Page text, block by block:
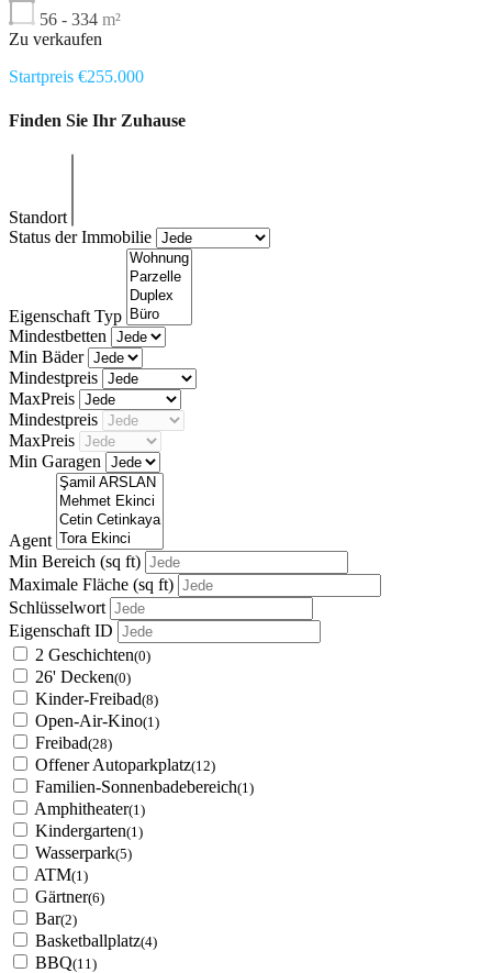
56 - 334 m²
Zu verkaufen
Startpreis €255.000
Finden Sie Ihr Zuhause
Standort
Status der Immobilie
Eigenschaft Typ
Mindestbetten
Min Bäder
Mindestpreis
MaxPreis
Mindestpreis
MaxPreis
Min Garagen
Agent
Min Bereich (sq ft)
Maximale Fläche (sq ft)
Schlüsselwort
Eigenschaft ID
2 Geschichten(0)
26' Decken(0)
Kinder-Freibad(8)
Open-Air-Kino(1)
Freibad(28)
Offener Autoparkplatz(12)
Familien-Sonnenbadebereich(1)
Amphitheater(1)
Kindergarten(1)
Wasserpark(5)
ATM(1)
Gärtner(6)
Bar(2)
Basketballplatz(4)
BBQ(11)